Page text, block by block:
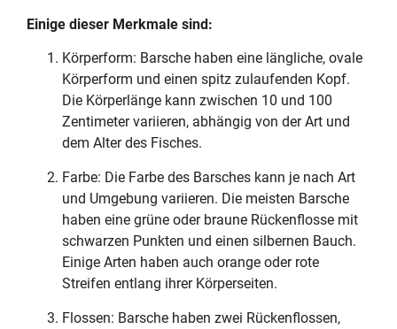
Einige dieser Merkmale sind:
Körperform: Barsche haben eine längliche, ovale
Körperform und einen spitz zulaufenden Kopf.
Die Körperlänge kann zwischen 10 und 100
Zentimeter variieren, abhängig von der Art und
dem Alter des Fisches.
Farbe: Die Farbe des Barsches kann je nach Art
und Umgebung variieren. Die meisten Barsche
haben eine grüne oder braune Rückenflosse mit
schwarzen Punkten und einen silbernen Bauch.
Einige Arten haben auch orange oder rote
Streifen entlang ihrer Körperseiten.
Flossen: Barsche haben zwei Rückenflossen,